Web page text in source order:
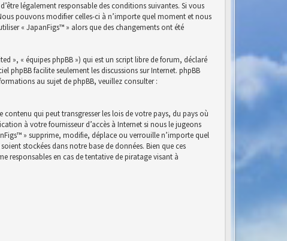
légalement responsable des conditions suivantes. Si vous
pouvons modifier celles-ci à n’importe quel moment et nous
« JapanFigs™ » alors que des changements ont été
», « équipes phpBB ») qui est un script libre de forum, déclaré
phpBB facilite seulement les discussions sur Internet. phpBB
au sujet de phpBB, veuillez consulter :
qui peut transgresser les lois de votre pays, du pays où
à votre fournisseur d’accès à Internet si nous le jugeons
» supprime, modifie, déplace ou verrouille n’importe quel
stockées dans notre base de données. Bien que ces
responsables en cas de tentative de piratage visant à